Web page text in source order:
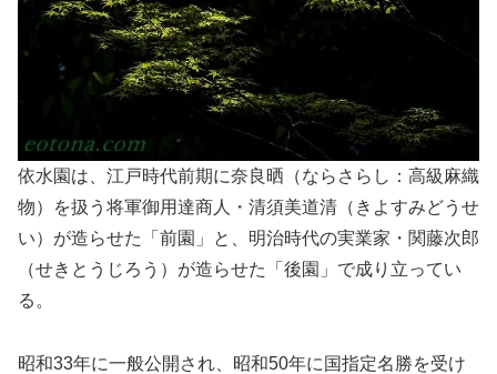
依水園は、江戸時代前期に奈良晒（ならさらし：高級麻織
物）を扱う将軍御用達商人・清須美道清（きよすみどうせ
い）が造らせた「前園」と、明治時代の実業家・関藤次郎
（せきとうじろう）が造らせた「後園」で成り立ってい
る。
昭和33年に一般公開され、昭和50年に国指定名勝を受け